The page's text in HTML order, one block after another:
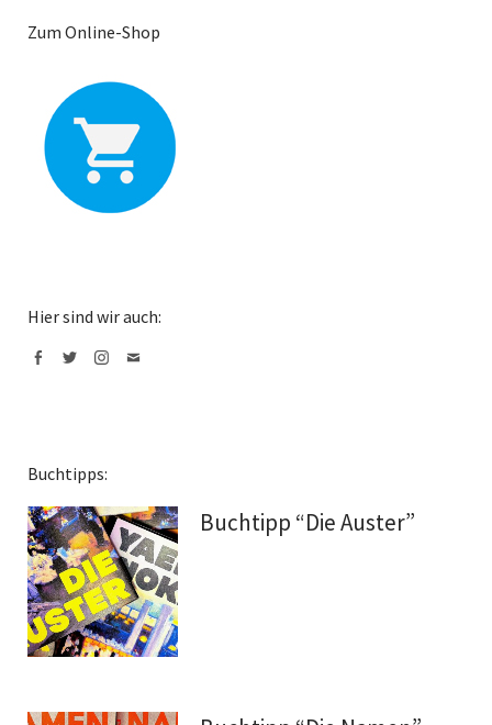
Zum Online-Shop
Hier sind wir auch:
Buchtipps:
Buchtipp “Die Auster”